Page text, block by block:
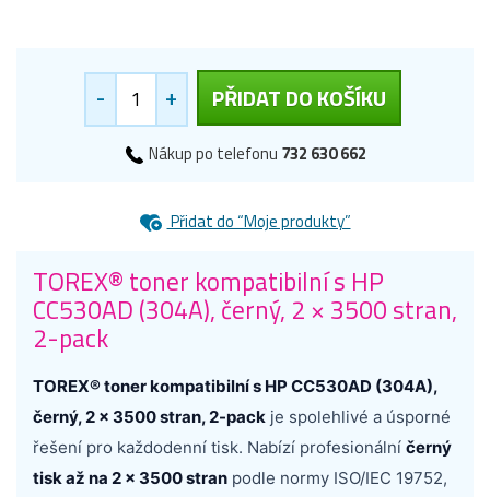
- + PŘIDAT DO KOŠÍKU
Nákup po telefonu 732 630 662
Přidat do “Moje produkty”
TOREX® toner kompatibilní s HP
CC530AD (304A), černý, 2 × 3500 stran,
2-pack
TOREX® toner kompatibilní s HP CC530AD (304A),
černý, 2 × 3500 stran, 2-pack je spolehlivé a úsporné
řešení pro každodenní tisk. Nabízí profesionální černý
tisk až na 2 × 3500 stran podle normy ISO/IEC 19752,